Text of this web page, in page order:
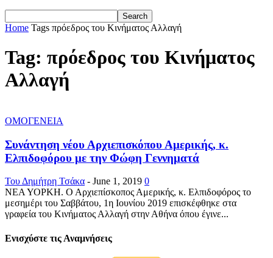
Home Tags πρόεδρος του Κινήματος Αλλαγή
Tag: πρόεδρος του Κινήματος
Αλλαγή
ΟΜΟΓΕΝΕΙΑ
Συνάντηση νέου Αρχιεπισκόπου Αμερικής, κ.
Ελπιδοφόρου με την Φώφη Γεννηματά
Του Δημήτρη Τσάκα - June 1, 2019 0
ΝΕΑ ΥΟΡΚΗ. Ο Αρχιεπίσκοπος Αμερικής, κ. Ελπιδοφόρος το
μεσημέρι του Σαββάτου, 1η Ιουνίου 2019 επισκέφθηκε στα
γραφεία του Κινήματος Αλλαγή στην Αθήνα όπου έγινε...
Ενισχύστε τις Αναμνήσεις